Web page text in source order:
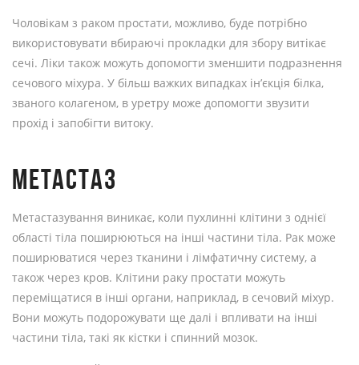
Чоловікам з раком простати, можливо, буде потрібно
використовувати вбираючі прокладки для збору витікає
сечі. Ліки також можуть допомогти зменшити подразнення
сечового міхура. У більш важких випадках ін’єкція білка,
званого колагеном, в уретру може допомогти звузити
прохід і запобігти витоку.
МЕТАСТАЗ
Метастазування виникає, коли пухлинні клітини з однієї
області тіла поширюються на інші частини тіла. Рак може
поширюватися через тканини і лімфатичну систему, а
також через кров. Клітини раку простати можуть
переміщатися в інші органи, наприклад, в сечовий міхур.
Вони можуть подорожувати ще далі і впливати на інші
частини тіла, такі як кістки і спинний мозок.